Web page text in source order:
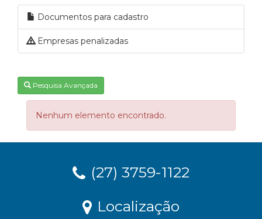
Documentos para cadastro
Empresas penalizadas
Pesquisa Avançada
Nenhum elemento encontrado.
(27) 3759-1122
Localização